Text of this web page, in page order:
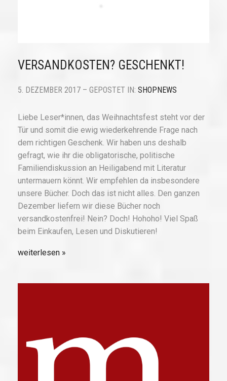
VERSANDKOSTEN? GESCHENKT!
5. DEZEMBER 2017 – GEPOSTET IN: SHOPNEWS
Liebe Leser*innen, das Weihnachtsfest steht vor der
Tür und somit die ewig wiederkehrende Frage nach
dem richtigen Geschenk. Wir haben uns deshalb
gefragt, wie ihr die obligatorische, politische
Familiendiskussion an Heiligabend mit Literatur
untermauern könnt. Wir empfehlen da insbesondere
unsere Bücher. Doch das ist nicht alles. Den ganzen
Dezember liefern wir diese Bücher noch
versandkostenfrei! Nein? Doch! Hohoho! Viel Spaß
beim Einkaufen, Lesen und Diskutieren!
weiterlesen